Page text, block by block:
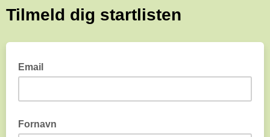
Tilmeld dig startlisten
Email
Fornavn